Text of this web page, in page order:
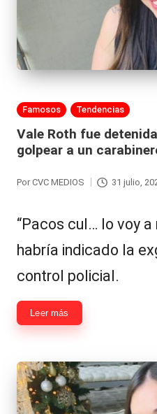
Publicada
Famosos Tendencias
Vale Roth fue
golpear a un
Por CVC MEDIOS 31 julio,
“Pacos cul… lo voy
habría indicado la
control policial.
Leer más